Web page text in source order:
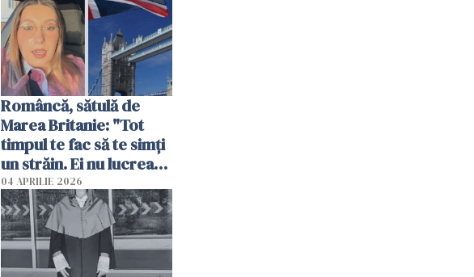
Româncă, sătulă de
Marea Britanie: "Tot
timpul te fac să te simți
un străin. Ei nu lucrează
ca noi. În România,
oamenii sunt altfel"
04 APRILIE 2026